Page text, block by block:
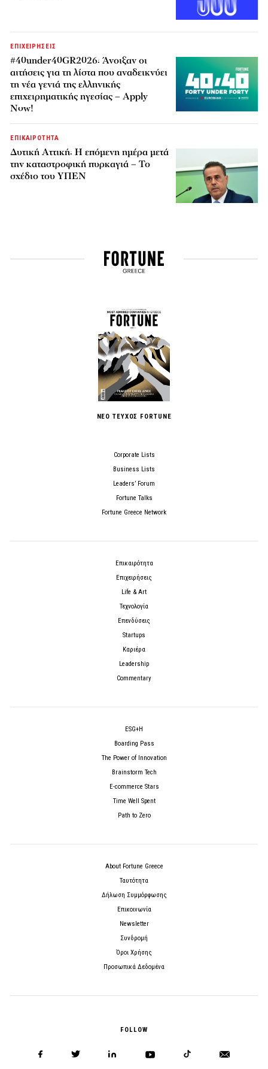
ΕΠΙΧΕΙΡΗΣΕΙΣ
#40under40GR2026: Άνοιξαν οι
αιτήσεις για τη λίστα που αναδεικνύει
τη νέα γενιά της ελληνικής
επιχειρηματικής ηγεσίας – Apply
Now!
ΕΠΙΚΑΙΡΟΤΗΤΑ
Δυτική Αττική: Η επόμενη ημέρα μετά
την καταστροφική πυρκαγιά – Το
σχέδιο του ΥΠΕΝ
ΝΕΟ ΤΕΥΧΟΣ FORTUNE
Corporate Lists
Business Lists
Leaders’ Forum
Fortune Talks
Fortune Greece Network
Επικαιρότητα
Επιχειρήσεις
Life & Art
Τεχνολογία
Επενδύσεις
Startups
Καριέρα
Leadership
Commentary
ESG+H
Boarding Pass
The Power of Innovation
Brainstorm Tech
E-commerce Stars
Time Well Spent
Path to Zero
About Fortune Greece
Ταυτότητα
Δήλωση Συμμόρφωσης
Επικοινωνία
Newsletter
Συνδρομή
Όροι Χρήσης
Προσωπικά Δεδομένα
FOLLOW